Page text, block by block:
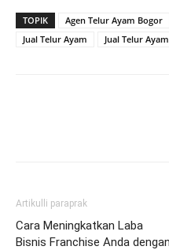
TOPIK Agen Telur Ayam Bogor
Jual Telur Ayam
Jual Telur
Artikulli paraprak
Cara Meningkatkan Laba
Bisnis Franchise Anda dengan